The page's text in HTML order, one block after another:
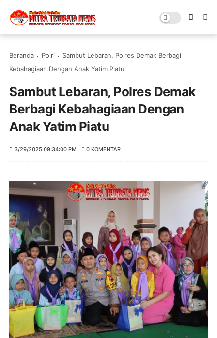
Beranda Polri
Sambut Lebaran, Polres Demak Berbagi
Kebahagiaan Dengan Anak Yatim Piatu
Sambut Lebaran, Polres Demak
Berbagi Kebahagiaan Dengan
Anak Yatim Piatu
3/29/2025 09:34:00 PM 0 KOMENTAR